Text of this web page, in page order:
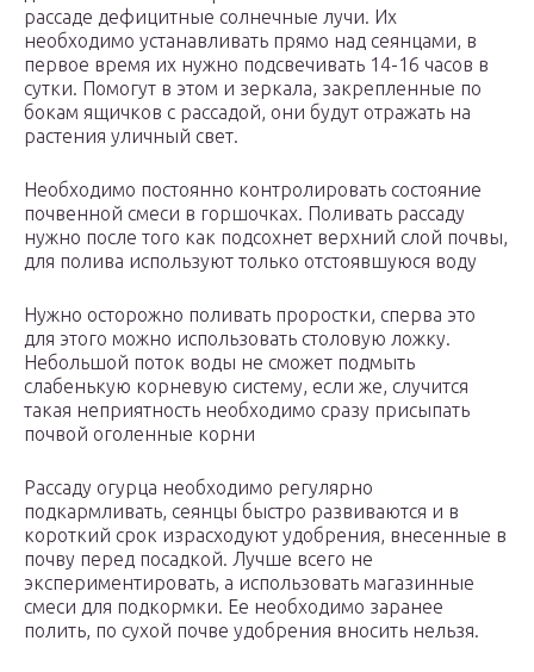
рассаде дефицитные солнечные лучи. Их
необходимо устанавливать прямо над сеянцами, в
первое время их нужно подсвечивать 14-16 часов в
сутки. Помогут в этом и зеркала, закрепленные по
бокам ящичков с рассадой, они будут отражать на
растения уличный свет.
Необходимо постоянно контролировать состояние
почвенной смеси в горшочках. Поливать рассаду
нужно после того как подсохнет верхний слой почвы,
для полива используют только отстоявшуюся воду
Нужно осторожно поливать проростки, сперва это
для этого можно использовать столовую ложку.
Небольшой поток воды не сможет подмыть
слабенькую корневую систему, если же, случится
такая неприятность необходимо сразу присыпать
почвой оголенные корни
Рассаду огурца необходимо регулярно
подкармливать, сеянцы быстро развиваются и в
короткий срок израсходуют удобрения, внесенные в
почву перед посадкой. Лучше всего не
экспериментировать, а использовать магазинные
смеси для подкормки. Ее необходимо заранее
полить, по сухой почве удобрения вносить нельзя.